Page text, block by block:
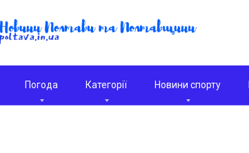
Погода Категорії Новини спорту